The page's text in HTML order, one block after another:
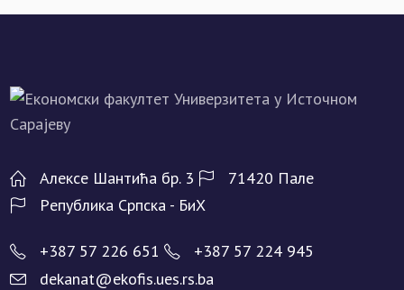
Алeксe Шантића бр. 3
71420 Палe
Рeпублика Српска - БиХ
+387 57 226 651
+387 57 224 945
dekanat@ekofis.ues.rs.ba